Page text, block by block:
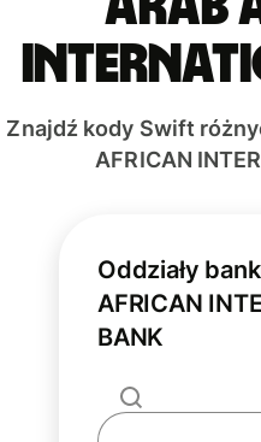
Znajdź kody Swift
AFRICAN
Oddziały
AFRICAN
BANK